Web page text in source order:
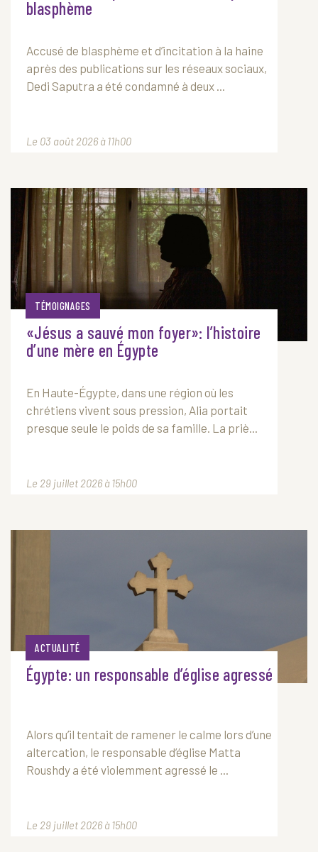
blasphème
Accusé de blasphème et d’incitation à la haine
après des publications sur les réseaux sociaux,
Dedi Saputra a été condamné à deux ...
Le 03 août 2026 à 11h00
TÉMOIGNAGES
«Jésus a sauvé mon foyer»: l’histoire
d’une mère en Égypte
En Haute-Égypte, dans une région où les
chrétiens vivent sous pression, Alia portait
presque seule le poids de sa famille. La priè...
Le 29 juillet 2026 à 15h00
ACTUALITÉ
Égypte: un responsable d’église agressé
Alors qu’il tentait de ramener le calme lors d’une
altercation, le responsable d’église Matta
Roushdy a été violemment agressé le ...
Le 29 juillet 2026 à 15h00